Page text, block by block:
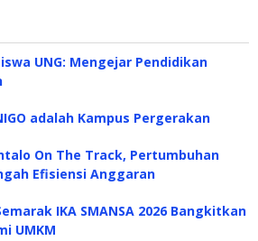
UNG: Mengejar Pendidikan
adalah Kampus Pergerakan
On The Track, Pertumbuhan
Efisiensi Anggaran
IKA SMANSA 2026 Bangkitkan
UMKM